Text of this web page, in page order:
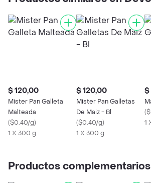
$ 120,00
Mister Pan Galleta
Malteada
($0.40/g)
1 X 300 g
$ 120,00
Mister Pan Galletas
De Maiz - Bl
($0.40/g)
1 X 300 g
$
(
1
Productos